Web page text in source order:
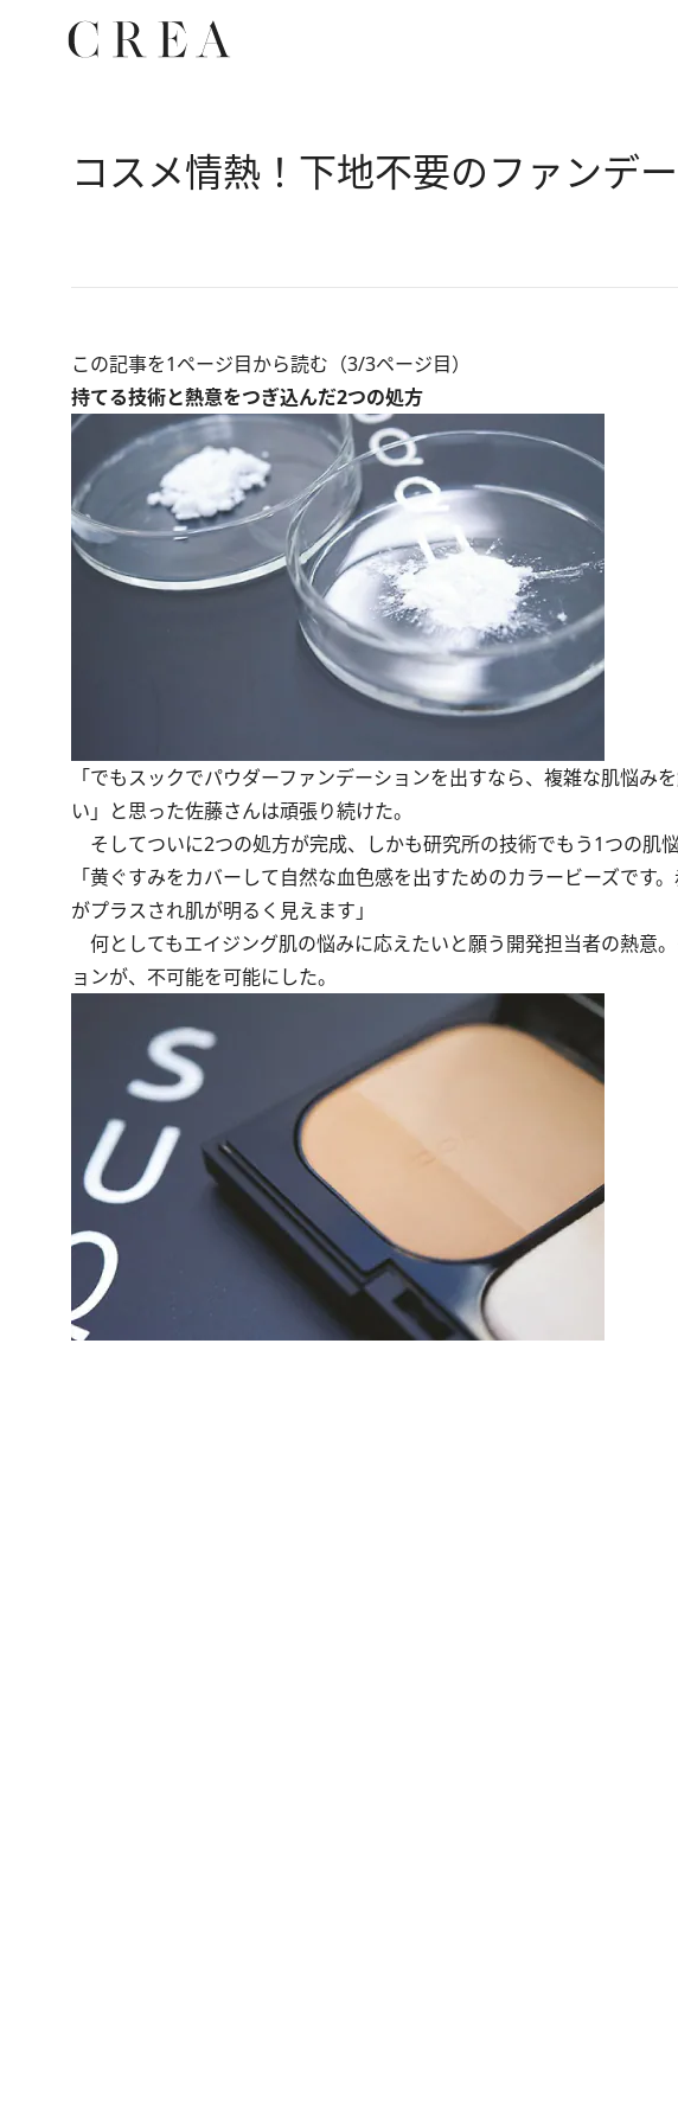
コスメ情熱！下地不要のファンデ
この記事を1ページ目から読む（3/3ページ目）
持てる技術と熱意をつぎ込んだ2つの処方
「でもスックでパウダーファンデーションを出すなら、複雑な肌悩
い」と思った佐藤さんは頑張り続けた。
そしてついに2つの処方が完成、しかも研究所の技術でもう1つの肌
「黄ぐすみをカバーして自然な血色感を出すためのカラービーズで
がプラスされ肌が明るく見えます」
何としてもエイジング肌の悩みに応えたいと願う開発担当者の熱意
ョンが、不可能を可能にした。